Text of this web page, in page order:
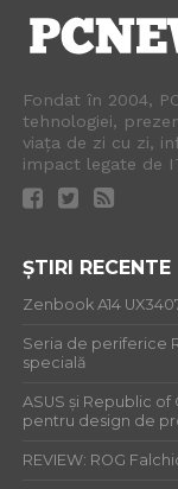
Fondat în 2004,
tehnologiei,
viața de zi cu zi,
impact legate de
ȘTIRI RECENTE
Zenbook A14
Seria de periferice
specială
ASUS și Republic
pentru design de
REVIEW: ROG